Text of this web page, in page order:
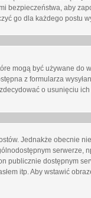
bezpieczeństwa, aby
go dla każdego
mogą być używane
z formularza
o usunięciu ich
Jednakże obecnie
serwerze,
publicznie dostępnym
itp. Aby wstawić